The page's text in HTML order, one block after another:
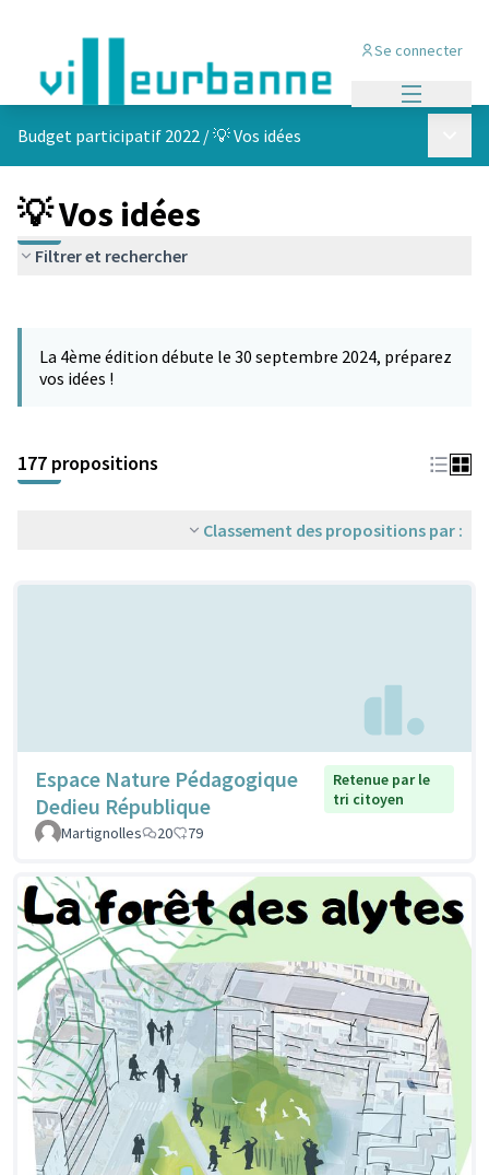
Se connecter
Budget participatif 2022 /💡 Vos idées
💡 Vos idées
Filtrer et rechercher
−
La 4ème édition débute le 30 septembre 2024, préparez
vos idées !
177 propositions
Classement des propositions par :
Espace Nature Pédagogique
Dedieu République
Retenue par le
tri citoyen
Martignolles
20 79